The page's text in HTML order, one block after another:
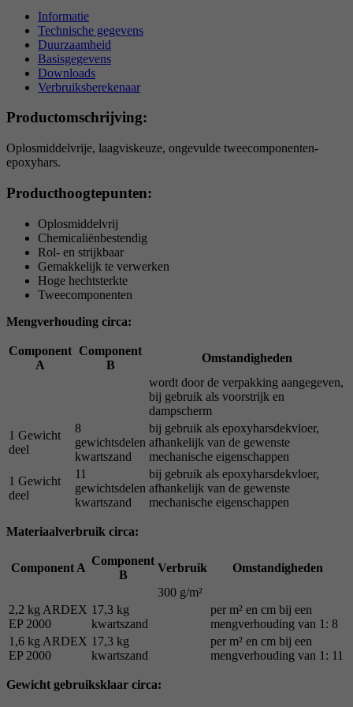
Informatie
Technische gegevens
Duurzaamheid
Basisgegevens
Downloads
Verbruiksberekenaar
Productomschrijving:
Oplosmiddelvrije, laagviskeuze, ongevulde tweecomponenten-
epoxyhars.
Producthoogtepunten:
Oplosmiddelvrij
Chemicaliënbestendig
Rol- en strijkbaar
Gemakkelijk te verwerken
Hoge hechtsterkte
Tweecomponenten
Mengverhouding circa:
Component
A
Component
B
Omstandigheden
wordt door de verpakking aangegeven,
bij gebruik als voorstrijk en
dampscherm
1 Gewicht
deel
8
gewichtsdelen
kwartszand
bij gebruik als epoxyharsdekvloer,
afhankelijk van de gewenste
mechanische eigenschappen
1 Gewicht
deel
11
gewichtsdelen
kwartszand
bij gebruik als epoxyharsdekvloer,
afhankelijk van de gewenste
mechanische eigenschappen
Materiaalverbruik circa:
Component A
Component
B
Verbruik
Omstandigheden
300 g/m²
2,2 kg ARDEX
EP 2000
17,3 kg
kwartszand
per m² en cm bij een
mengverhouding van 1: 8
1,6 kg ARDEX
EP 2000
17,3 kg
kwartszand
per m² en cm bij een
mengverhouding van 1: 11
Gewicht gebruiksklaar circa:
Doel
(_GRECAPTCHA), wenn es zum Zweck der